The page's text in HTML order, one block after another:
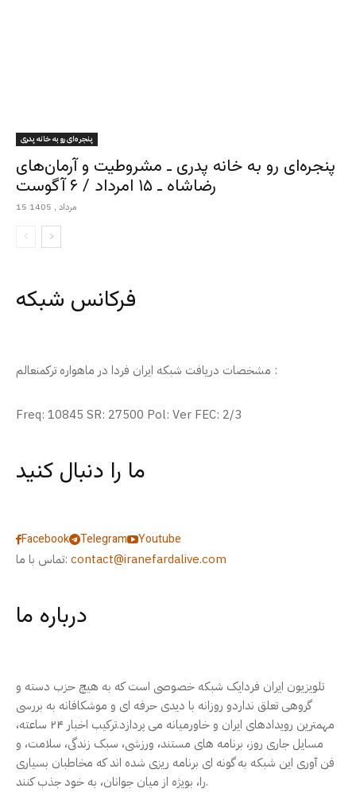
پنجره‌ای رو به خانه پدری
پنجره‌ای رو به خانه پدری ـ مشروطیت و آرمان‌های
رضاشاه ـ ۱۵ امرداد / ۶ آگوست
15 مرداد , 1405
فرکانس شبکه
مشخصات دریافت شبکه ایران فردا در ماهواره ترکمنعالم :
Freq: 10845 SR: 27500 Pol: Ver FEC: 2/3
ما را دنبال کنید
Facebook Telegram
Youtube
تماس با ما: contact@iranefardalive.com
درباره ما
تلویزیون ایران فردایک شبکه خصوصی است که به هیچ حزب دسته و
گروهی تعلق نداردو روزانه با دیدی حرفه ای و موشکافانه به بررسی
مهمترین رویدادهای ایران و خاورمیانه می پردازد.ترکیب اخبار ۲۴ ساعته،
مسایل جاری روز، برنامه های مستند، ورزشی، سبک زندگی، سلامت، و
فن آوری این شبکه به گونه ای برنامه ریزی شده اند که مخاطبان بسیاری
را، بویژه از میان جوانان، به خود جذب کنند.